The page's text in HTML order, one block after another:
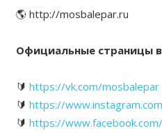
🌎 http://mosbalepar.ru
Официальные страницы
🔰 https://vk.com/mosbalepar
🔰 https://
🔰 https://